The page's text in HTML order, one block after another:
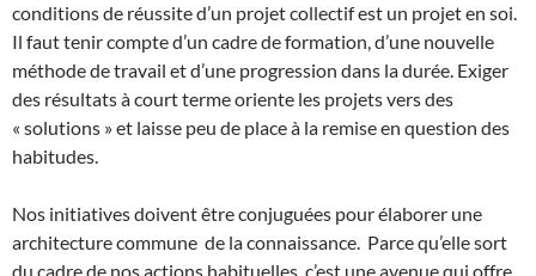
conditions de réussite d’un projet collectif est un projet en soi.
Il faut tenir compte d’un cadre de formation, d’une nouvelle
méthode de travail et d’une progression dans la durée. Exiger
des résultats à court terme oriente les projets vers des
« solutions » et laisse peu de place à la remise en question des
habitudes.
Nos initiatives doivent être conjuguées pour élaborer une
architecture commune de la connaissance. Parce qu’elle sort
du cadre de nos actions habituelles, c’est une avenue qui offre